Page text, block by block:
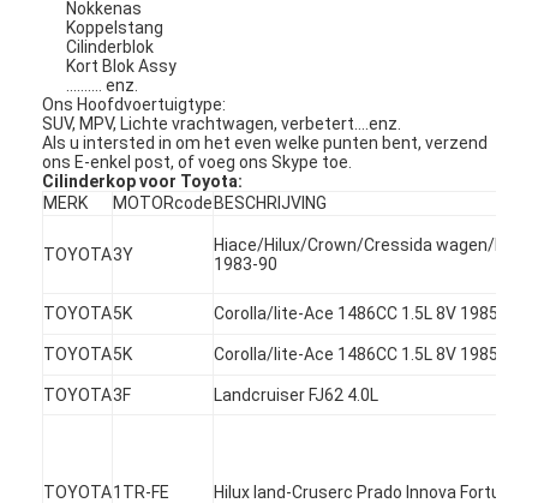
Nokkenas
Koppelstang
Cilinderblok
Kort Blok Assy
.......... enz.
Ons Hoofdvoertuigtype:
SUV, MPV, Lichte vrachtwagen, verbetert….enz.
Als u intersted in om het even welke punten bent, verzend
ons E-enkel post, of voeg ons Skype toe.
Cilinderkop voor Toyota:
MERK
MOTORcode BESCHRIJVING
TOYOTA3Y
Hiace/Hilux/Crown/Cressida wagen/Dyna
1983-90
TOYOTA5K Corolla/lite-Ace 1486CC 1.5L 8V 1985-94
TOYOTA5K Corolla/lite-Ace 1486CC 1.5L 8V 1985-94
TOYOTA3F Landcruiser FJ62 4.0L
TOYOTA1TR-FE Hilux land-Cruserc Prado Innova Fortuner